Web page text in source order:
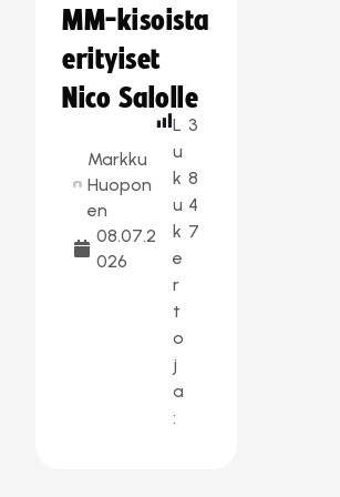
MM-kisoista
erityiset
Nico Salolle
Markku
Huopon
en
08.07.2
026
L
u
k
u
k
e
r
t
o
j
a
:
3
8
4
7